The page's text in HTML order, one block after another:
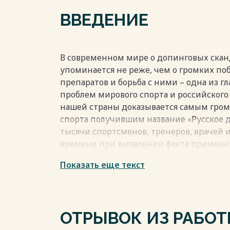
сторона………………………………………………38
ПЕРСПЕКТИВЫ ПРИМЕНЕНИЯ
ПРЕСТУПЛЕНИЙ………43
СПИСОК ИСПОЛЬЗОВАННЫХ
Весь текст будет доступен после
ВВЕДЕНИЕ
В современном мире о допинговых
упоминается не реже, чем о громких
препаратов и борьба с ними – одна из
проблем мирового спорта и
нашей страны доказывается самым
спорта получившим название «Русское
тысячи спортсменов, тренеров,
времени при выявлении факта
2016 года Федеральным законом № 392-
устанавливающая уголовную
Показать еще текст
ОТРЫВОК ИЗ